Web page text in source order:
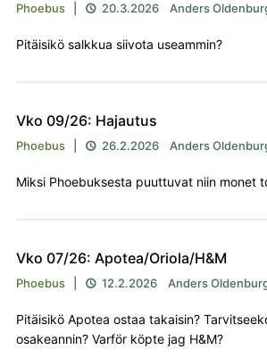
Phoebus 20.3.2026 Anders
Pitäisikö salkkua siivota useammin?
Vko 09/26: Hajautus
Phoebus 26.2.2026 Anders
Miksi Phoebuksesta puuttuvat niin monet
Vko 07/26: Apotea/Oriola/H&M
Phoebus 12.2.2026 Anders
Pitäisikö Apotea ostaa takaisin?
osakeannin? Varför köpte jag H&M?